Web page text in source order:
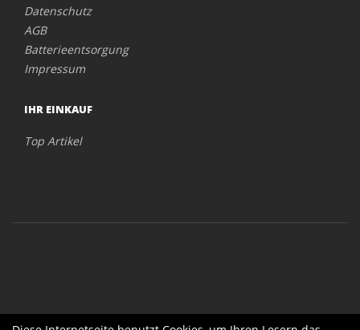
Datenschutz
AGB
Batterieentsorgung
Impressum
IHR EINKAUF
Top Artikel